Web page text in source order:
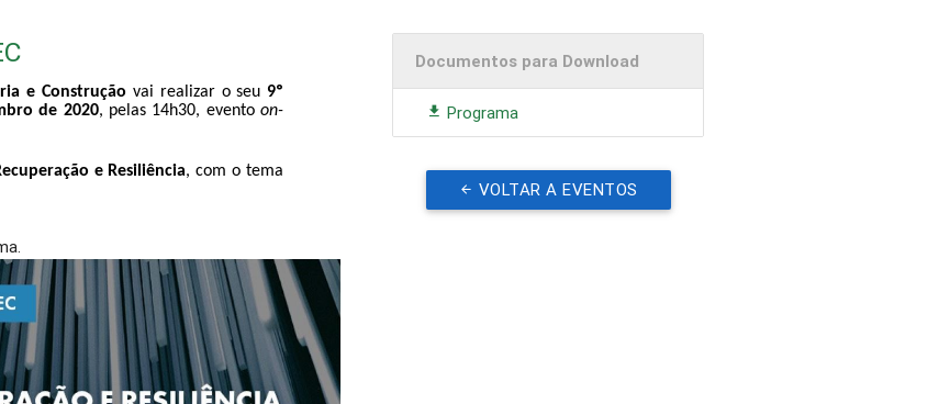
e Construção vai realizar o seu 9º
de 2020, pelas 14h30, eventoon-
e Resiliência, com o tema
Documentos para Download
Programa
VOLTAR A EVENTOS